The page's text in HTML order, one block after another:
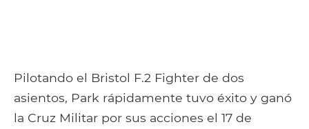
Pilotando el Bristol F.2 Fighter de dos
asientos, Park rápidamente tuvo éxito y ganó
la Cruz Militar por sus acciones el 17 de